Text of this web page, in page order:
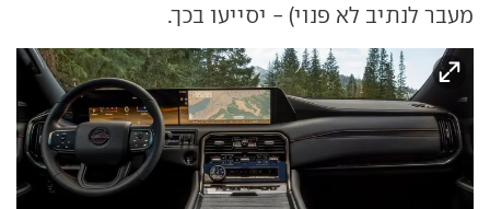
מעבר לנתיב לא פנוי) - יסייעו בכך.